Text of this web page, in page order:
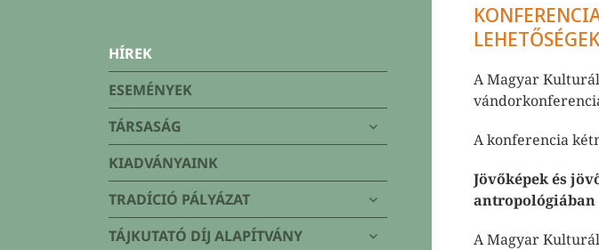
HÍREK
ESEMÉNYEK
TÁRSASÁG
almenü
szétnyitása
KIADVÁNYAINK
TRADÍCIÓ PÁLYÁZAT
almenü
szétnyitása
TÁJKUTATÓ DÍJ ALAPÍTVÁNY
almenü
A Magyar
A konferencia
Jövőképek és
antropológiában
A Magyar